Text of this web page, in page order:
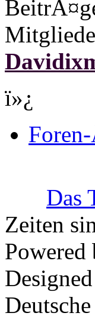
ï»¿
Das
Zeiten
Powered